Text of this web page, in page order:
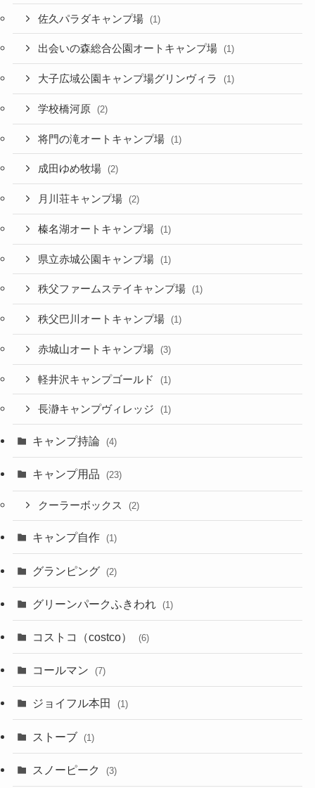
佐久パラダキャンプ場 (1)
出会いの森総合公園オートキャンプ場 (1)
大子広域公園キャンプ場グリンヴィラ (1)
学校橋河原 (2)
将門の滝オートキャンプ場 (1)
成田ゆめ牧場 (2)
月川荘キャンプ場 (2)
榛名湖オートキャンプ場 (1)
県立赤城公園キャンプ場 (1)
秩父ファームステイキャンプ場 (1)
秩父巴川オートキャンプ場 (1)
赤城山オートキャンプ場 (3)
軽井沢キャンプゴールド (1)
長瀞キャンプヴィレッジ (1)
キャンプ持論 (4)
キャンプ用品 (23)
クーラーボックス (2)
キャンプ自作 (1)
グランピング (2)
グリーンパークふきわれ (1)
コストコ（costco） (6)
コールマン (7)
ジョイフル本田 (1)
ストーブ (1)
スノーピーク (3)